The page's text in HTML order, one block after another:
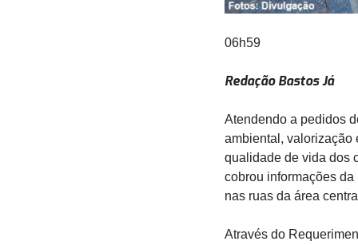
06h59
Redação Bastos Já
Atendendo a pedidos
ambiental, valorização
qualidade de vida dos
cobrou informações
nas ruas da área
Através do